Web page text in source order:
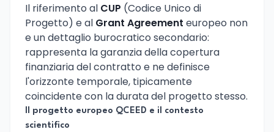
Il riferimento al CUP (Codice Unico di
Progetto) e al Grant Agreement europeo non
e un dettaglio burocratico secondario:
rappresenta la garanzia della copertura
finanziaria del contratto e ne definisce
l'orizzonte temporale, tipicamente
coincidente con la durata del progetto stesso.
Il progetto europeo QCEED e il contesto
scientifico